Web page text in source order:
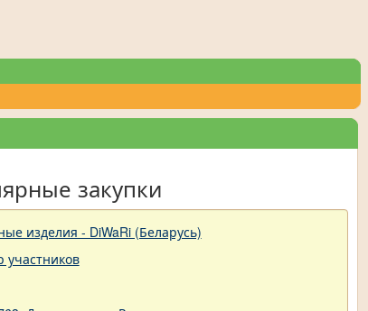
закупки
изделия - DiWaRi (Беларусь)